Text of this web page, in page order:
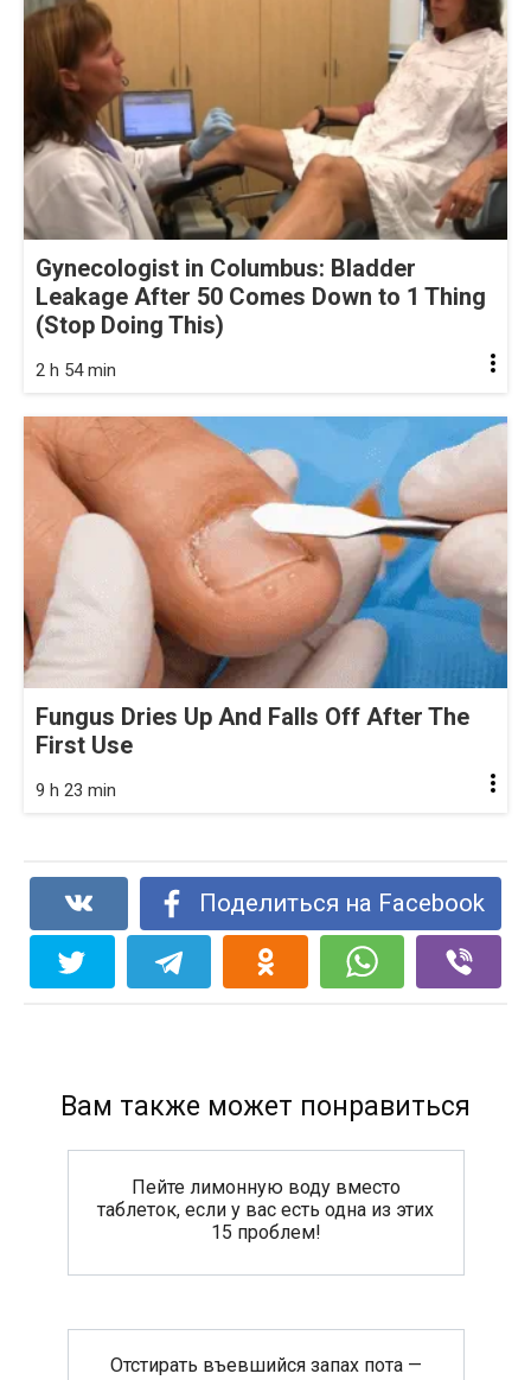
Gynecologist in Columbus: Bladder
Leakage After 50 Comes Down to 1 Thing
(Stop Doing This)
2 h 54 min
Fungus Dries Up And Falls Off After The
First Use
9 h 23 min
Поделиться на Facebook
Вам также может понравиться
Пейте лимонную воду вместо
таблеток, если у вас есть одна из этих
15 проблем!
Отстирать въевшийся запах пота —